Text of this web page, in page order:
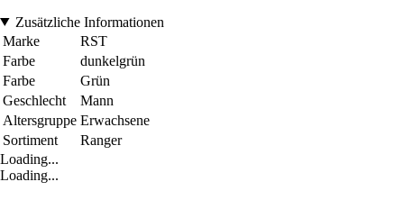
Zusätzliche Informationen
Marke
RST
Farbe
dunkelgrün
Farbe
Grün
Geschlecht
Mann
Altersgruppe Erwachsene
Sortiment
Ranger
Loading...
Loading...